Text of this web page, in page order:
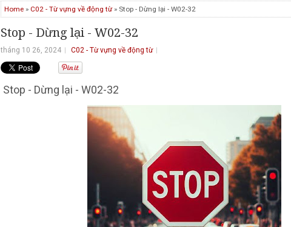
Home » C02 - Từ vựng về động từ» Stop - Dừng lại - W02-32
Stop - Dừng lại - W02-32
tháng 10 26, 2024 C02 - Từ vựng về động từ
Stop - Dừng lại - W02-32